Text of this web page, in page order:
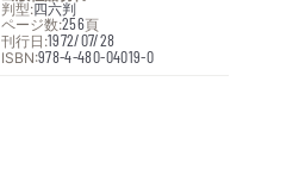
判型:四六判
ページ数:256頁
刊行日:1972/07/28
ISBN:978-4-480-04019-0